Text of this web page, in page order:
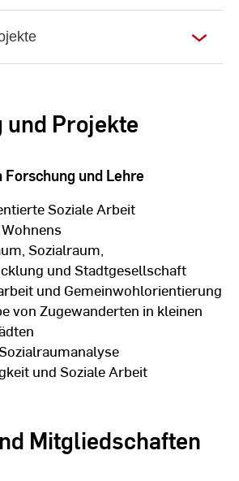
und Projekte
und Lehre
Soziale Arbeit
Sozialraum,
und Stadtgesellschaft
und Gemeinwohlorientierung
von Zugewanderten in kleinen
und Soziale Arbeit
Mitgliedschaften